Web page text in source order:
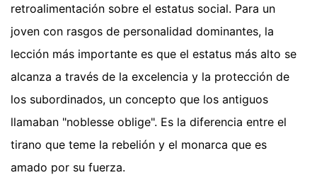
retroalimentación sobre el estatus social. Para un
joven con rasgos de personalidad dominantes, la
lección más importante es que el estatus más alto se
alcanza a través de la excelencia y la protección de
los subordinados, un concepto que los antiguos
llamaban "noblesse oblige". Es la diferencia entre el
tirano que teme la rebelión y el monarca que es
amado por su fuerza.